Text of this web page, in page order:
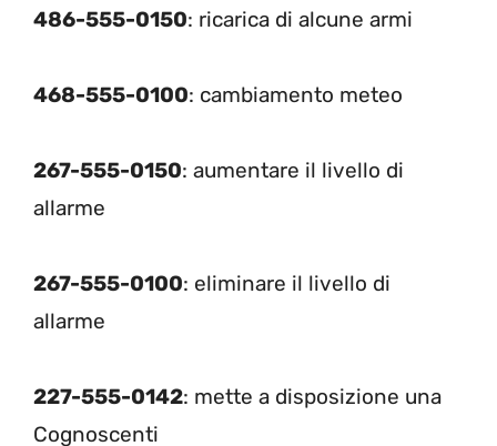
486-555-0150: ricarica di alcune armi
468-555-0100: cambiamento meteo
267-555-0150: aumentare il livello di
allarme
267-555-0100: eliminare il livello di
allarme
227-555-0142: mette a disposizione una
Cognoscenti